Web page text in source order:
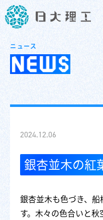
ニュース
2024.12.06
銀杏並木の紅
銀杏並木も色づき、
す。木々の色合いと